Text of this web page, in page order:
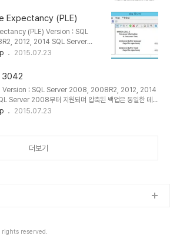
프로그램은 비용 기반을 둔 방법을
리 연산자를 결정한다. 일반적으로
산자를 구현할 수 있다. 그러나 간
연산자를 구현하는 경우도 있다.
한 실행계획 아이콘과 설명이다.
Expectancy (PLE)
(PLE) Version : SQL
2012, 2014 SQL Server
페이지 참조 없이 데이터가 버퍼
에서 현재 값을 확인 할 수
/ Page life expectancy :
아 있는 시간(초) SQL
expectancy : 페이지가 참조
는 시간(초). ..
2015.07.23
3042
Version : SQL Server 2008, 2008R2, 2012, 2014
Server 2008부터 지원되며 압축된 백업은 동일한 데이
므로 일반적으로 I/O에 대한 비용이 절약되며 백업속도가
완료되기 전까지는 크기를 알 수 없다. 따라서 기본적으
2015.07.23
더보기
reserved.